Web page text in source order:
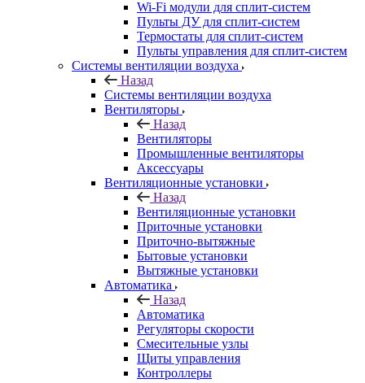
Wi-Fi модули для сплит-систем
Пульты ДУ для сплит-систем
Термостаты для сплит-систем
Пульты управления для сплит-систем
Системы вентиляции воздуха
Назад
Системы вентиляции воздуха
Вентиляторы
Назад
Вентиляторы
Промышленные вентиляторы
Аксессуары
Вентиляционные установки
Назад
Вентиляционные установки
Приточные установки
Приточно-вытяжные
Бытовые установки
Вытяжные установки
Автоматика
Назад
Автоматика
Регуляторы скорости
Смесительные узлы
Щиты управления
Контроллеры